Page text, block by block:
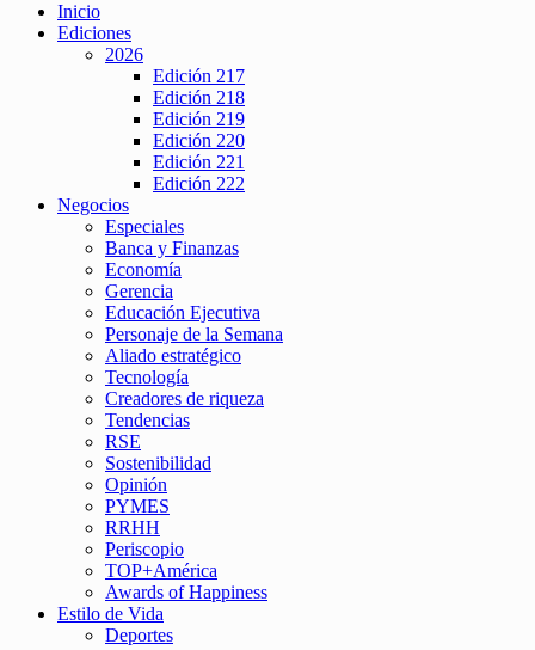
Inicio
Ediciones
2026
Edición 217
Edición 218
Edición 219
Edición 220
Edición 221
Edición 222
Negocios
Especiales
Banca y Finanzas
Economía
Gerencia
Educación Ejecutiva
Personaje de la Semana
Aliado estratégico
Tecnología
Creadores de riqueza
Tendencias
RSE
Sostenibilidad
Opinión
PYMES
RRHH
Periscopio
TOP+América
Awards of Happiness
Estilo de Vida
Deportes